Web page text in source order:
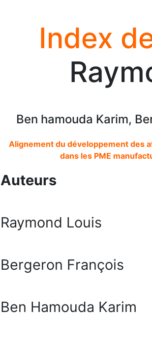
Index
Ben hamouda Karim,
Alignement du développement des
dans les PME
Auteurs
Raymond Louis
Bergeron François
Ben Hamouda Karim